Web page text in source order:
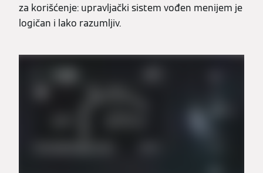
za korišćenje: upravljački sistem vođen menijem je
logičan i lako razumljiv.